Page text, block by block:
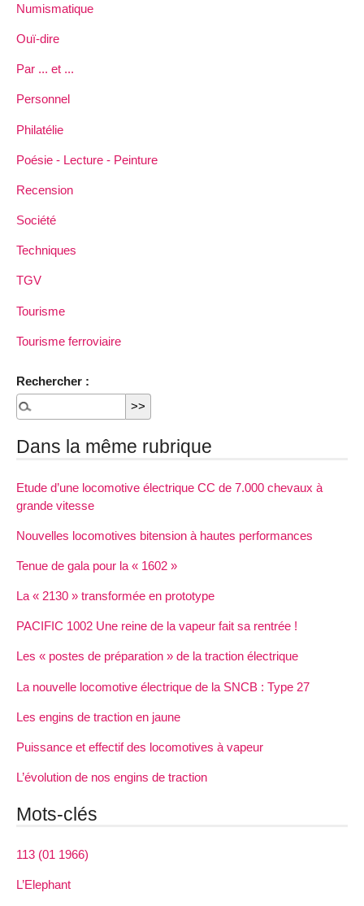
Numismatique
Ouï-dire
Par ... et ...
Personnel
Philatélie
Poésie - Lecture - Peinture
Recension
Société
Techniques
TGV
Tourisme
Tourisme ferroviaire
Rechercher :
Dans la même rubrique
Etude d’une locomotive électrique CC de 7.000 chevaux à
grande vitesse
Nouvelles locomotives bitension à hautes performances
Tenue de gala pour la « 1602 »
La « 2130 » transformée en prototype
PACIFIC 1002 Une reine de la vapeur fait sa rentrée !
Les « postes de préparation » de la traction électrique
La nouvelle locomotive électrique de la SNCB : Type 27
Les engins de traction en jaune
Puissance et effectif des locomotives à vapeur
L’évolution de nos engins de traction
Mots-clés
113 (01 1966)
L’Elephant